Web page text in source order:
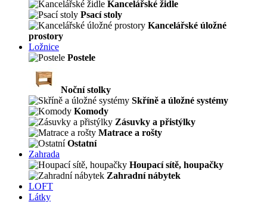
Kancelářské židle
Psací stoly
Kancelářské úložné
prostory
Ložnice
Postele
Noční stolky
Skříně a úložné systémy
Komody
Zásuvky a přistýlky
Matrace a rošty
Ostatní
Zahrada
Houpací sítě, houpačky
Zahradní nábytek
LOFT
Látky